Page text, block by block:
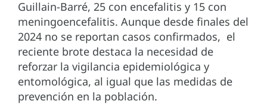
Guillain-Barré, 25 con encefalitis y 15 con
meningoencefalitis. Aunque desde finales del
2024 no se reportan casos confirmados, el
reciente brote destaca la necesidad de
reforzar la vigilancia epidemiológica y
entomológica, al igual que las medidas de
prevención en la población.